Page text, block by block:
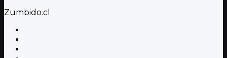
Zumbido.cl